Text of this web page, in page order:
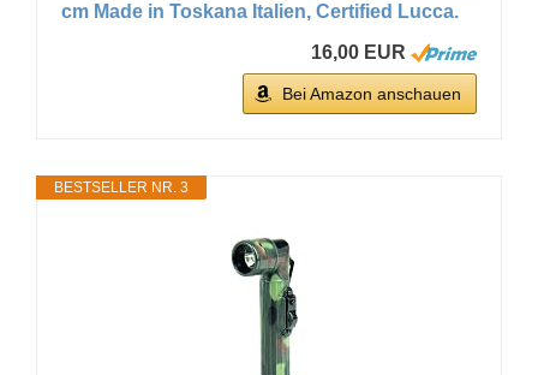
cm Made in Toskana Italien, Certified Lucca.
16,00 EUR
Bei Amazon anschauen
BESTSELLER NR. 3